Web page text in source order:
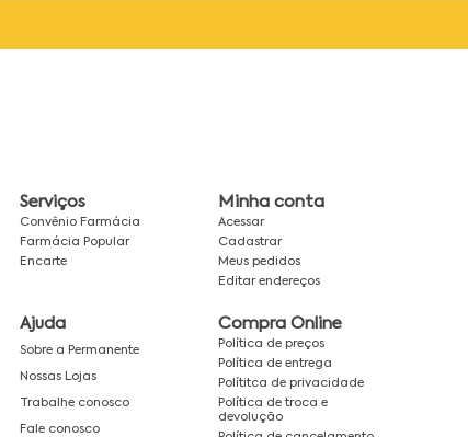
Serviços
Convênio Farmácia
Farmácia Popular
Encarte
Minha conta
Acessar
Cadastrar
Meus pedidos
Editar endereços
Ajuda
Sobre a Permanente
Nossas Lojas
Trabalhe conosco
Fale conosco
Compra Online
Política de preços
Política de entrega
Polítitca de privacidade
Política de troca e
devolução